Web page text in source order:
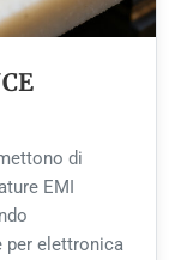
di
EMI
per elettronica